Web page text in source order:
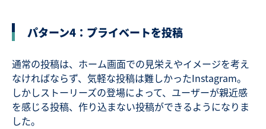
パターン4：プライベートを投稿
通常の投稿は、ホーム画面での見栄えやイメージを考え
なければならず、気軽な投稿は難しかったInstagram。
しかしストーリーズの登場によって、ユーザーが親近感
を感じる投稿、作り込まない投稿ができるようになりま
した。